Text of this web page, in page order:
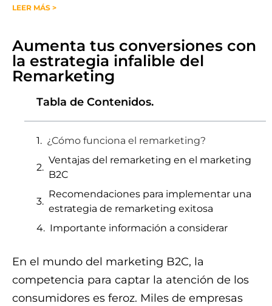
LEER MÁS >
Aumenta tus conversiones con
la estrategia infalible del
Remarketing
Tabla de Contenidos.
¿Cómo funciona el remarketing?
Ventajas del remarketing en el marketing
B2C
Recomendaciones para implementar una
estrategia de remarketing exitosa
Importante información a considerar
En el mundo del marketing B2C, la
competencia para captar la atención de los
consumidores es feroz. Miles de empresas